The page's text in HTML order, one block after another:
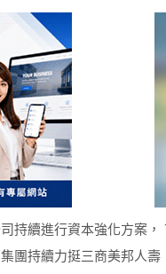
持續進行資本強化方案
團持續力挺三商美邦人